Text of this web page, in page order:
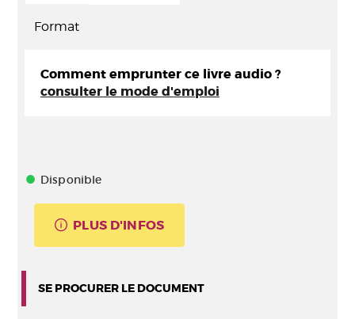
Format
Comment emprunter ce livre audio ?
consulter le mode d'emploi
Disponible
PLUS D'INFOS
SE PROCURER LE DOCUMENT